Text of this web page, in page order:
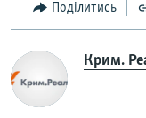
Поділитись
Крим.